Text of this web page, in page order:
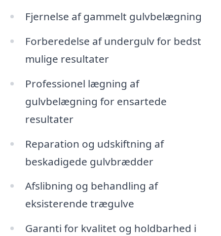
Fjernelse af gammelt gulvbelægning
Forberedelse af undergulv for bedst
mulige resultater
Professionel lægning af
gulvbelægning for ensartede
resultater
Reparation og udskiftning af
beskadigede gulvbrædder
Afslibning og behandling af
eksisterende trægulve
Garanti for kvalitet og holdbarhed i